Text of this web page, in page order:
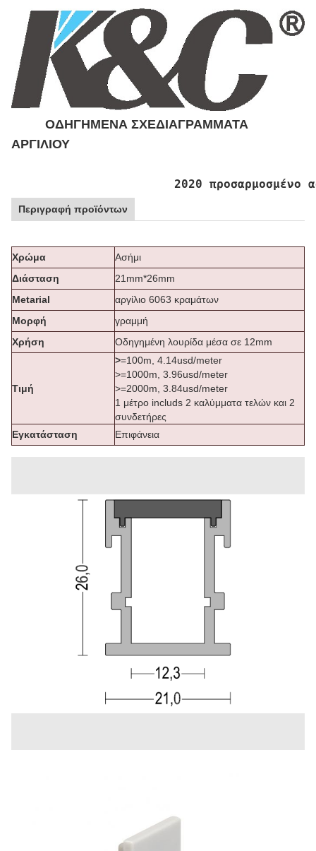
ΟΔΗΓΗΜΕΝΑ ΣΧΕΔΙΑΓΡΑΜΜΑΤΑ
ΑΡΓΙΛΙΟΥ
2020 προσαρμοσμένο
Περιγραφή προϊόντων
Χρώμα
Ασήμι
Διάσταση
21mm*26mm
Metarial
αργίλιο 6063 κραμάτων
Μορφή
γραμμή
Χρήση
Οδηγημένη λουρίδα μέσα σε 12mm
Τιμή
>=100m, 4.14usd/meter
>=1000m, 3.96usd/meter
>=2000m, 3.84usd/meter
1 μέτρο includs 2 καλύμματα τελών και 2
συνδετήρες
Εγκατάσταση
Επιφάνεια